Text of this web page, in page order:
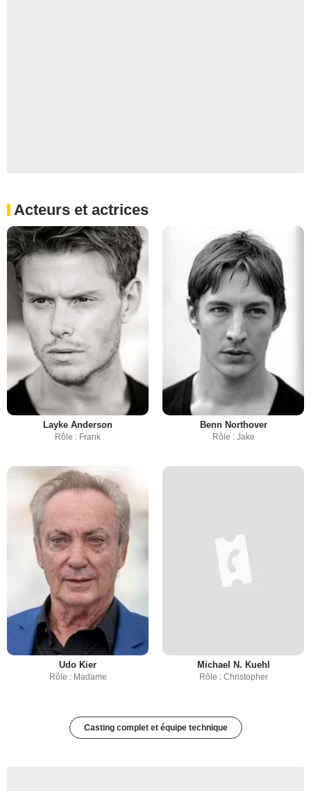
Acteurs et actrices
Layke Anderson
Rôle : Frank
Benn Northover
Rôle : Jake
Udo Kier
Rôle : Madame
Michael N. Kuehl
Rôle : Christopher
Casting complet et équipe technique